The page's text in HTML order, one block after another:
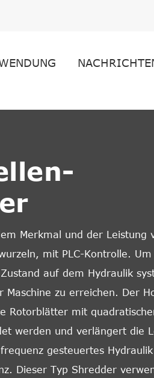
Merkmal und der Leistung
mit PLC-Kontrolle. Um
auf dem Hydraulik
Maschine zu erreichen. Der
Rotorblätter mit
werden und verlängert die
gesteuertes
Dieser Typ Shredder